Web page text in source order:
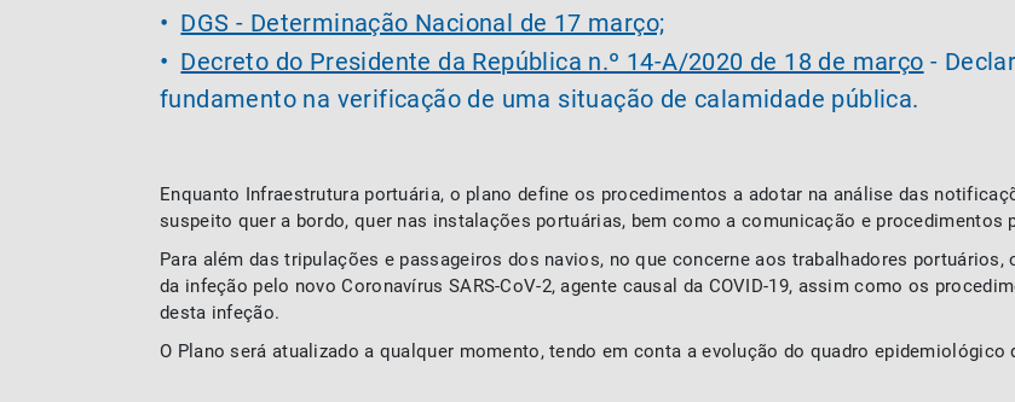
DGS - Determinação Nacional de 17 março;
Decreto do Presidente da República n.º 14-A/2020 de 18 de março -
fundamento na verificação de uma situação de calamidade pública.
Enquanto Infraestrutura portuária, o plano define os procedimentos a adotar na análise das
suspeito quer a bordo, quer nas instalações portuárias, bem como a comunicação e procedimentos
Para além das tripulações e passageiros dos navios, no que concerne aos trabalhadores
da infeção pelo novo Coronavírus SARS-CoV-2, agente causal da COVID-19, assim como os
desta infeção.
O Plano será atualizado a qualquer momento, tendo em conta a evolução do quadro epidemiológico